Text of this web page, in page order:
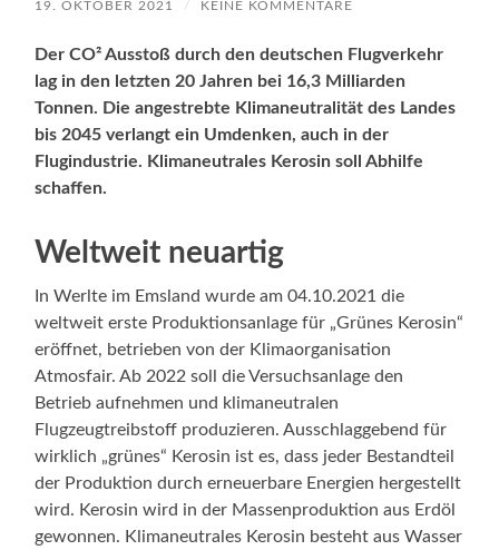
19. OKTOBER 2021 / KEINE KOMMENTARE
Der CO² Ausstoß durch den deutschen Flugverkehr
lag in den letzten 20 Jahren bei 16,3 Milliarden
Tonnen. Die angestrebte Klimaneutralität des Landes
bis 2045 verlangt ein Umdenken, auch in der
Flugindustrie. Klimaneutrales Kerosin soll Abhilfe
schaffen.
Weltweit neuartig
In Werlte im Emsland wurde am 04.10.2021 die
weltweit erste Produktionsanlage für „Grünes Kerosin“
eröffnet, betrieben von der Klimaorganisation
Atmosfair. Ab 2022 soll die Versuchsanlage den
Betrieb aufnehmen und klimaneutralen
Flugzeugtreibstoff produzieren. Ausschlaggebend für
wirklich „grünes“ Kerosin ist es, dass jeder Bestandteil
der Produktion durch erneuerbare Energien hergestellt
wird. Kerosin wird in der Massenproduktion aus Erdöl
gewonnen. Klimaneutrales Kerosin besteht aus Wasser